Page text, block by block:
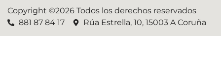
Copyright ©2026 Todos los derechos reservados
881 87 84 17
Rúa Estrella, 10, 15003 A Coruña